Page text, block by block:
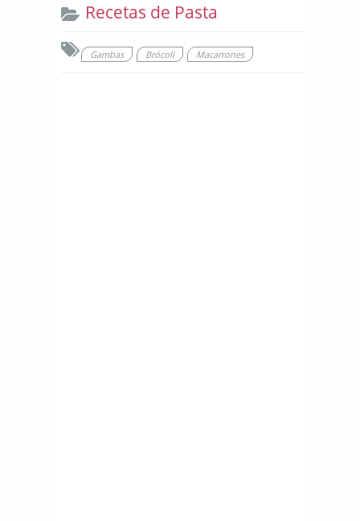
Recetas de Pasta
Gambas Brócoli Macarrones